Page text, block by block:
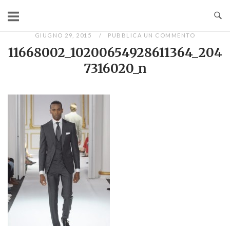
contenutoGIUGNO 29, 2015 PUBBLICA UN COMMENTO
11668002_10200654928611364_204
7316020_n